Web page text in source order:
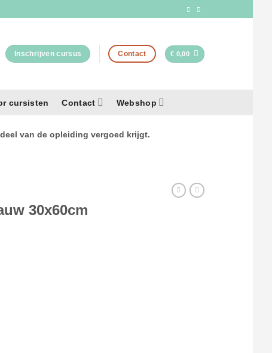
Inschrijven cursus Contact € 0,00
cursisten Contact Webshop
van de opleiding vergoed krijgt.
30x60cm